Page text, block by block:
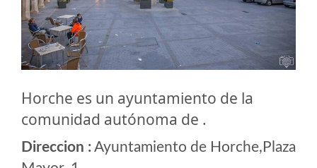
Horche es un ayuntamiento de la
comunidad autónoma de .
Direccion :Ayuntamiento de Horche,Plaza